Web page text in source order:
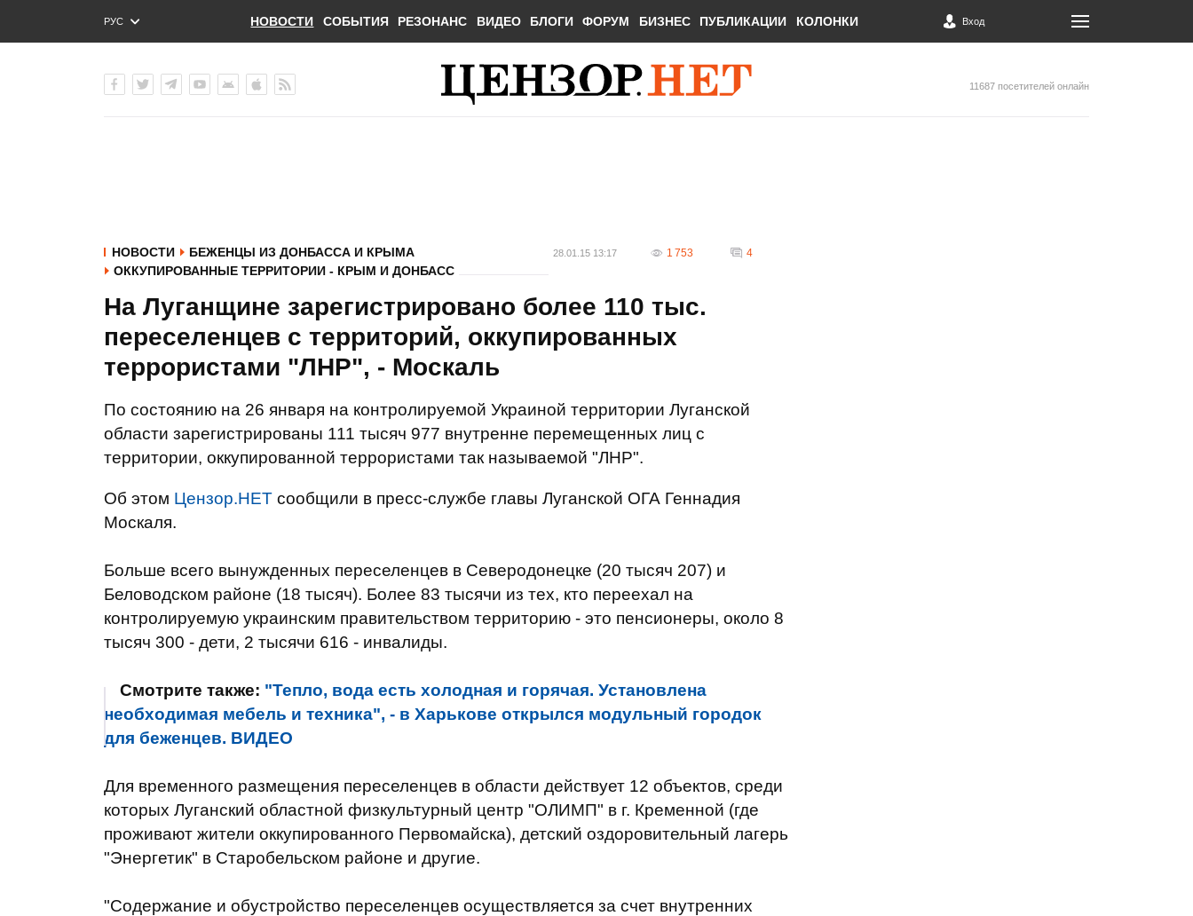
РУС
ENG
НОВОСТИ СОБЫТИЯ РЕЗОНАНС ВИДЕО БЛОГИ ФОРУМ БИЗНЕС ПУБЛИКАЦИИ КОЛОНКИ Вход
11687 посетителей онлайн
НОВОСТИ
БЕЖЕНЦЫ ИЗ ДОНБАССА И КРЫМА
ОККУПИРОВАННЫЕ ТЕРРИТОРИИ - КРЫМ И ДОНБАСС
28.01.15 13:17 1 753 4
На Луганщине зарегистрировано более 110 тыс.
переселенцев с территорий, оккупированных
террористами "ЛНР", - Москаль
По состоянию на 26 января на контролируемой Украиной территории Луганской
области зарегистрированы 111 тысяч 977 внутренне перемещенных лиц с
территории, оккупированной террористами так называемой "ЛНР".
Об этом Цензор.НЕТ сообщили в пресс-службе главы Луганской ОГА Геннадия
Москаля.
Больше всего вынужденных переселенцев в Северодонецке (20 тысяч 207) и
Беловодском районе (18 тысяч). Более 83 тысячи из тех, кто переехал на
контролируемую украинским правительством территорию - это пенсионеры, около 8
тысяч 300 - дети, 2 тысячи 616 - инвалиды.
Смотрите также: "Тепло, вода есть холодная и горячая. Установлена
необходимая мебель и техника", - в Харькове открылся модульный городок
для беженцев. ВИДЕО
Для временного размещения переселенцев в области действует 12 объектов, среди
которых Луганский областной физкультурный центр "ОЛИМП" в г. Кременной (где
проживают жители оккупированного Первомайска), детский оздоровительный лагерь
"Энергетик" в Старобельском районе и другие.
"Содержание и обустройство переселенцев осуществляется за счет внутренних